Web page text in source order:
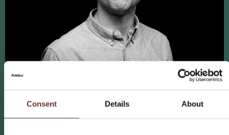
Consent Details About
+ 45 23 48 66 74